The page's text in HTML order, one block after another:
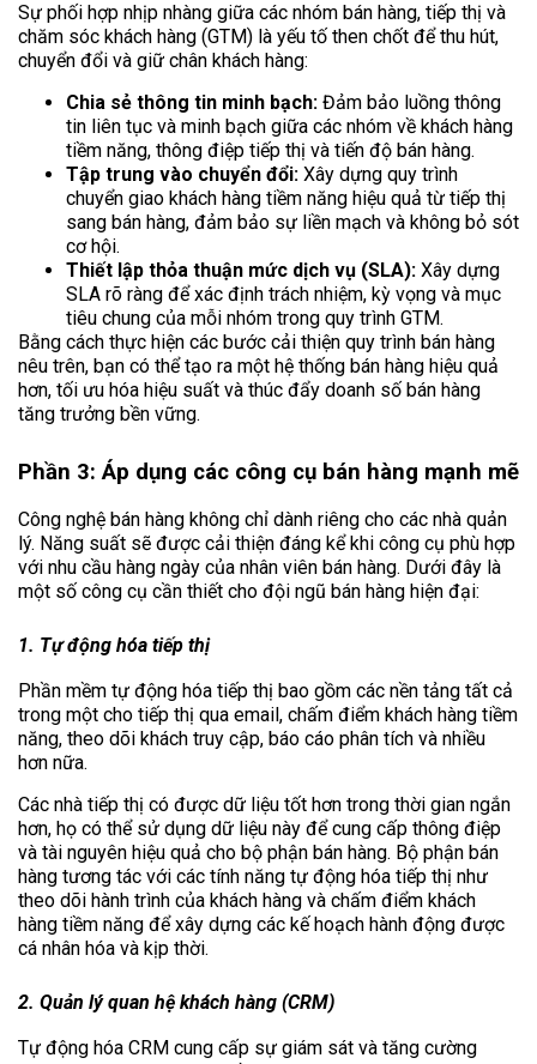
Sự phối hợp nhịp nhàng giữa các nhóm bán hàng, tiếp thị và
chăm sóc khách hàng (GTM) là yếu tố then chốt để thu hút,
chuyển đổi và giữ chân khách hàng:
Chia sẻ thông tin minh bạch: Đảm bảo luồng thông
tin liên tục và minh bạch giữa các nhóm về khách hàng
tiềm năng, thông điệp tiếp thị và tiến độ bán hàng.
Tập trung vào chuyển đổi: Xây dựng quy trình
chuyển giao khách hàng tiềm năng hiệu quả từ tiếp thị
sang bán hàng, đảm bảo sự liền mạch và không bỏ sót
cơ hội.
Thiết lập thỏa thuận mức dịch vụ (SLA): Xây dựng
SLA rõ ràng để xác định trách nhiệm, kỳ vọng và mục
tiêu chung của mỗi nhóm trong quy trình GTM.
Bằng cách thực hiện các bước cải thiện quy trình bán hàng
nêu trên, bạn có thể tạo ra một hệ thống bán hàng hiệu quả
hơn, tối ưu hóa hiệu suất và thúc đẩy doanh số bán hàng
tăng trưởng bền vững.
Phần 3: Áp dụng các công cụ bán hàng mạnh mẽ
Công nghệ bán hàng không chỉ dành riêng cho các nhà quản
lý. Năng suất sẽ được cải thiện đáng kể khi công cụ phù hợp
với nhu cầu hàng ngày của nhân viên bán hàng. Dưới đây là
một số công cụ cần thiết cho đội ngũ bán hàng hiện đại:
1. Tự động hóa tiếp thị
Phần mềm tự động hóa tiếp thị bao gồm các nền tảng tất cả
trong một cho tiếp thị qua email, chấm điểm khách hàng tiềm
năng, theo dõi khách truy cập, báo cáo phân tích và nhiều
hơn nữa.
Các nhà tiếp thị có được dữ liệu tốt hơn trong thời gian ngắn
hơn, họ có thể sử dụng dữ liệu này để cung cấp thông điệp
và tài nguyên hiệu quả cho bộ phận bán hàng. Bộ phận bán
hàng tương tác với các tính năng tự động hóa tiếp thị như
theo dõi hành trình của khách hàng và chấm điểm khách
hàng tiềm năng để xây dựng các kế hoạch hành động được
cá nhân hóa và kịp thời.
2. Quản lý quan hệ khách hàng (CRM)
Tự động hóa CRM cung cấp sự giám sát và tăng cường